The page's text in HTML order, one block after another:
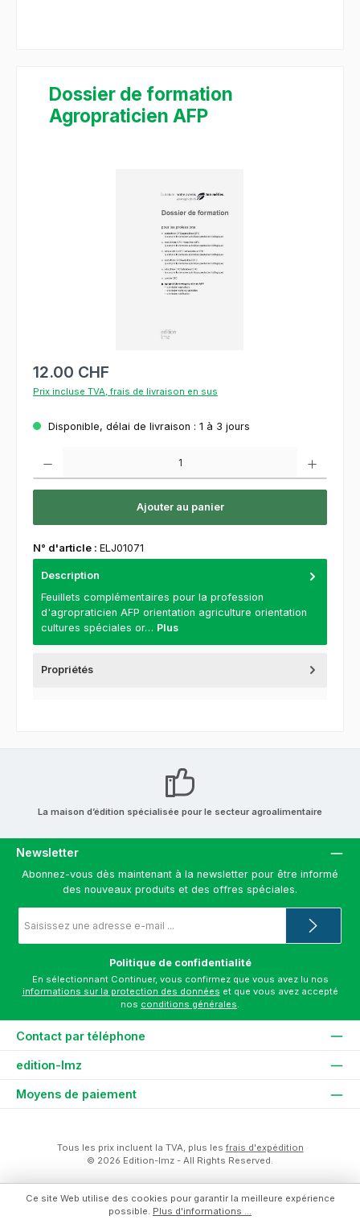
Dossier de formation
Agropraticien AFP
12.00 CHF
Prix incluse TVA, frais de livraison en sus
Disponible, délai de livraison : 1 à 3 jours
Ajouter au panier
N° d'article : ELJ01071
Description
Feuillets complémentaires pour la profession
d'agropraticien AFP orientation agriculture orientation
cultures spéciales or… Plus
Propriétés
La maison d’édition spécialisée pour le secteur agroalimentaire
Newsletter
Abonnez-vous dès maintenant à la newsletter pour être informé
des nouveaux produits et des offres spéciales.
e-
*
Politique de confidentialité
informations sur la protection des données et que vous avez accepté
nos conditions générales
Contact par téléphone
edition-lmz
Moyens de paiement
Tous les prix incluent la TVA, plus lesfrais d'expédition
© 2026 Edition-lmz - All Rights Reserved.
Ce site Web utilise des cookies pour garantir la meilleure expérience
possible. Plus d'informations ...